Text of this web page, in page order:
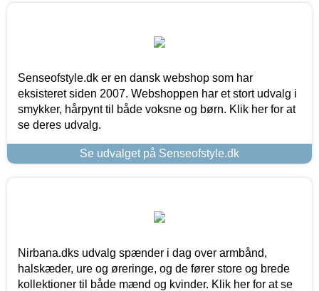
Senseofstyle.dk er en dansk webshop som har
eksisteret siden 2007. Webshoppen har et stort udvalg i
smykker, hårpynt til både voksne og børn. Klik her for at
se deres udvalg.
Se udvalget på Senseofstyle.dk
Nirbana.dks udvalg spænder i dag over armbånd,
halskæder, ure og øreringe, og de fører store og brede
kollektioner til både mænd og kvinder. Klik her for at se